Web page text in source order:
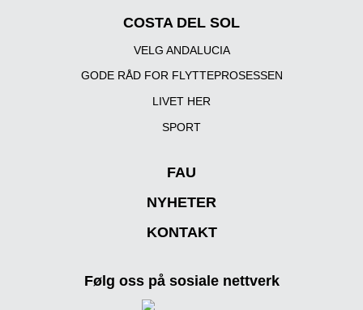
COSTA DEL SOL
VELG ANDALUCIA
GODE RÅD FOR FLYTTEPROSESSEN
LIVET HER
SPORT
FAU
NYHETER
KONTAKT
Følg oss på sosiale nettverk